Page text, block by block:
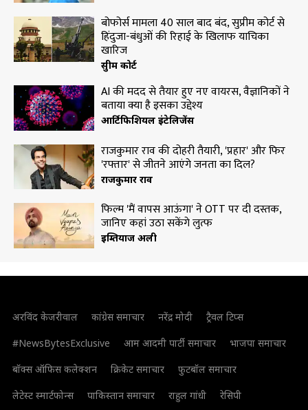
बोफोर्स मामला 40 साल बाद बंद, सुप्रीम कोर्ट से
हिंदुजा-बंधुओं की रिहाई के खिलाफ याचिका
खारिज
सुप्रीम कोर्ट
AI की मदद से तैयार हुए नए वायरस, वैज्ञानिकों ने
बताया क्या है इसका उद्देश्य
आर्टिफिशियल इंटेलिजेंस
राजकुमार राव की दोहरी तैयारी, 'प्रहार' और फिर
'रफ्तार' से जीतने आएंगे जनता का दिल?
राजकुमार राव
फिल्म 'मैं वापस आऊंगा' ने OTT पर दी दस्तक,
जानिए कहां उठा सकेंगे लुत्फ
इम्तियाज अली
अरविंद केजरीवाल कांग्रेस समाचार नरेंद्र मोदी
ट्रैवल टिप्स
#NewsBytesExclusive
आम आदमी पार्टी समाचार
भाजपा समाचार
बॉक्स ऑफिस कलेक्शन
क्रिकेट समाचार
फुटबॉल समाचार
लेटेस्ट स्मार्टफोन्स
पाकिस्तान समाचार राहुल गांधी रेसिपी